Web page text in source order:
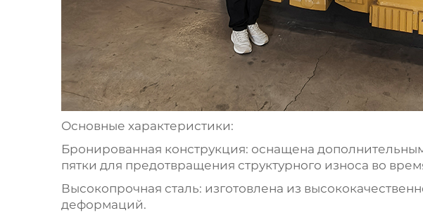
Основные характеристики:
Бронированная конструкция: оснащена
пятки для предотвращения структурного износа во
Высокопрочная сталь: изготовлена из
деформаций.